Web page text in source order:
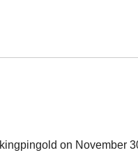
on November